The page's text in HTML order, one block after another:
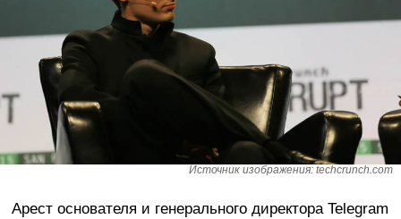
Источник изображения: techcrunch.com
Арест основателя и генерального директора Telegram